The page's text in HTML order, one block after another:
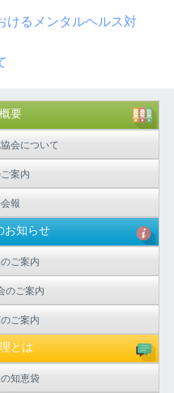
けるメンタルヘルス対
要
会について
案内
報
お知らせ
ご案内
のご案内
ご案内
とは
知恵袋